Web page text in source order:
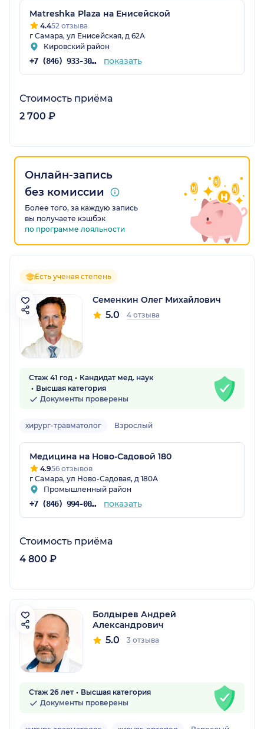
Matreshka Plaza на Енисейской
4.452 отзыва
г Самара, ул Енисейская, д 62А
Кировский район
+7 (846) 933-30-30 показать
Стоимость приёма
2 700 ₽
Онлайн-запись
без комиссии
Более того, за каждую запись
вы получаете кэшбэк
по программе лояльности
Есть ученая степень
Семенкин Олег Михайлович
5.0 4 отзыва
Стаж 41 год
Кандидат мед. наук
Высшая категория
Документы проверены
хирург-травматолог Взрослый
Медицина на Ново-Садовой 180
4.956 отзывов
г Самара, ул Ново-Садовая, д 180А
Промышленный район
+7 (846) 994-00-00 показать
Стоимость приёма
4 800 ₽
Болдырев Андрей
Александрович
5.0 3 отзыва
Стаж 26 лет
Высшая категория
Документы проверены